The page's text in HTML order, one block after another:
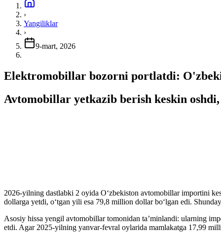
›
Yangiliklar
›
9-mart, 2026
Elektromobillar bozorni portlatdi:
Avtomobillar yetkazib berish keskin
2026-yilning dastlabki 2 oyida O‘zbekiston avtomobillar importini
dollarga yetdi, o‘tgan yili esa 79,8 million dollar bo‘lgan edi.
Asosiy hissa yengil avtomobillar tomonidan ta’minlandi: ularning
etdi. Agar 2025-yilning yanvar-fevral oylarida mamlakatga 17,99